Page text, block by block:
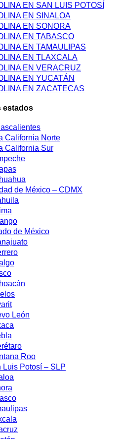
EN SAN LUIS POTOSÍ
EN SINALOA
EN SONORA
EN TABASCO
EN TAMAULIPAS
EN TLAXCALA
EN VERACRUZ
EN YUCATÁN
EN ZACATECAS
estados
California Norte
California Sur
de México – CDMX
de México
León
Roo
Luis Potosí – SLP